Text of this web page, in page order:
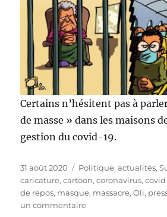
Certains n’hésitent pas à
de masse » dans les maisons
gestion du covid-19.
Publié
le
31 août 2020 Catégories
Politique, actualités,
caricature,cartoon,coronavirus,
de repos, masque, massacre,Oli,
un commentairesur